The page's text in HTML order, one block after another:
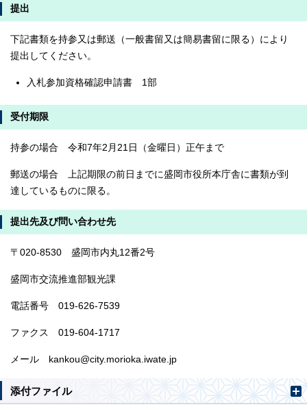
提出
下記書類を持参又は郵送（一般書留又は簡易書留に限る）により
提出してください。
入札参加資格確認申請書 1部
受付期限
持参の場合 令和7年2月21日（金曜日）正午まで
郵送の場合 上記期限の前日までに盛岡市役所本庁舎に書類が到
達しているものに限る。
提出先及び問い合わせ先
〒020-8530 盛岡市内丸12番2号
盛岡市交流推進部観光課
電話番号 019-626-7539
ファクス 019-604-1717
メール kankou@city.morioka.iwate.jp
添付ファイル